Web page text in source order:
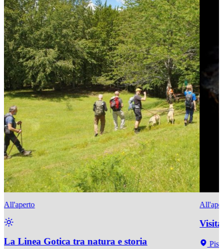
All'aperto
La Linea Gotica tra natura e storia